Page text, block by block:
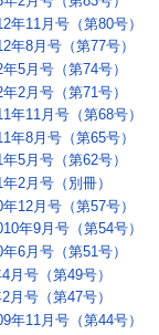
年11月号（第80号）
年8月号（第77号）
5月号（第74号）
2月号（第71号）
年11月号（第68号）
年8月号（第65号）
5月号（第62号）
2月号（別冊）
12月号（第57号）
年9月号（第54号）
6月号（第51号）
月号（第49号）
月号（第47号）
年11月号（第44号）